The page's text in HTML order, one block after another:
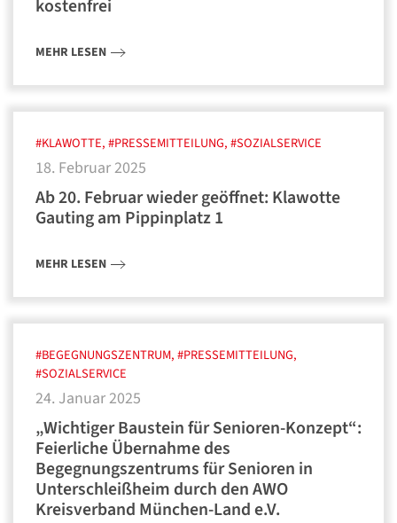
kostenfrei
MEHR LESEN
#KLAWOTTE, #PRESSEMITTEILUNG, #SOZIALSERVICE
18. Februar 2025
Ab 20. Februar wieder geöffnet: Klawotte
Gauting am Pippinplatz 1
MEHR LESEN
#BEGEGNUNGSZENTRUM, #PRESSEMITTEILUNG,
#SOZIALSERVICE
24. Januar 2025
„Wichtiger Baustein für Senioren-Konzept“:
Feierliche Übernahme des
Begegnungszentrums für Senioren in
Unterschleißheim durch den AWO
Kreisverband München-Land e.V.